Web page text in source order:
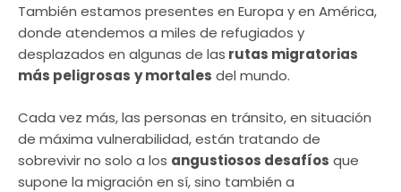
También estamos presentes en Europa y en América,
donde atendemos a miles de refugiados y
desplazados en algunas de las rutas migratorias
más peligrosas y mortales del mundo.
Cada vez más, las personas en tránsito, en situación
de máxima vulnerabilidad, están tratando de
sobrevivir no solo a los angustiosos desafíos que
supone la migración en sí, sino también a